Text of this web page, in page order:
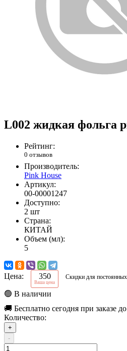
L002 жидкая фольга
Рейтинг:
0 отзывов
Производитель:
Pink House
Артикул:
00-00001247
Доступно:
2 шт
Страна:
КИТАЙ
Объем (мл):
5
Цена: 350
Ваша цена
Скидки для
🟢 В наличии
🚚 Бесплатно сегодня при заказе
Количество:
+
-